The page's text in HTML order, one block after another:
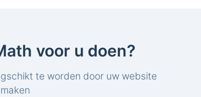
voor u doen?
te worden door uw website